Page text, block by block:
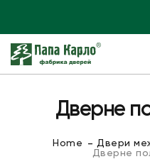
Дверне
Home Двери
Дверне